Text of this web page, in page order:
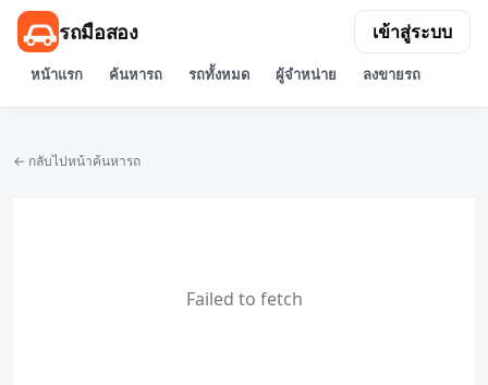
รถมือสอง
หน้าแรก ค้นหารถ รถทั้งหมด ผู้จำหน่าย ลงขายรถ
เข้าสู่ระบบ
← กลับไปหน้าค้นหารถ
Failed to fetch